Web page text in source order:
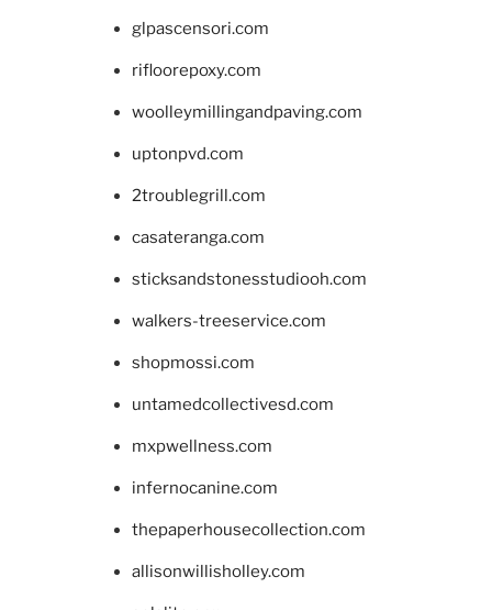
glpascensori.com
rifloorepoxy.com
woolleymillingandpaving.com
uptonpvd.com
2troublegrill.com
casateranga.com
sticksandstonesstudiooh.com
walkers-treeservice.com
shopmossi.com
untamedcollectivesd.com
mxpwellness.com
infernocanine.com
thepaperhousecollection.com
allisonwillisholley.com